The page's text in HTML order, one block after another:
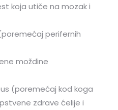
koja utiče na mozak i
perifernih
moždine
(poremećaj kod koga
zdrave ćelije i